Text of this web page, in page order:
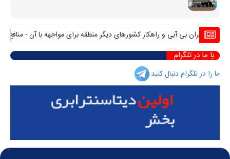
بی آبی و راهکار کشورهای دیگر منطقه برای مواجهه با آن منافع پایدار
با ما در تلگرام
ما را در تلگرام دنبال کنید